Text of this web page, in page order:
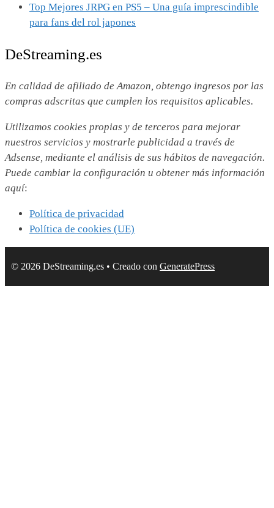
Top Mejores JRPG en PS5 – Una guía imprescindible
para fans del rol japones
DeStreaming.es
En calidad de afiliado de Amazon, obtengo ingresos por las
compras adscritas que cumplen los requisitos aplicables.
Utilizamos cookies propias y de terceros para mejorar
nuestros servicios y mostrarle publicidad a través de
Adsense, mediante el análisis de sus hábitos de navegación.
Puede cambiar la configuración u obtener más información
aquí:
Política de privacidad
Política de cookies (UE)
© 2026 DeStreaming.es • Creado con GeneratePress